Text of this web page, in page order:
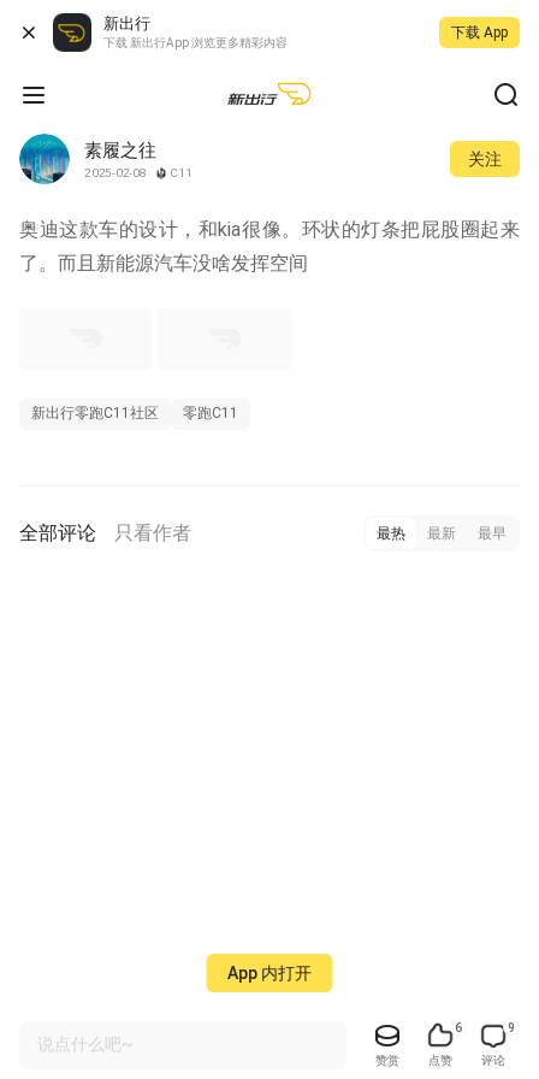
新出行
下载 新出行App 浏览更多精彩内容
下载 App
素履之往
2025-02-08 C11
关注
奥迪这款车的设计，和kia很像。环状的灯条把屁股圈起来
了。而且新能源汽车没啥发挥空间
新出行零跑C11社区 零跑C11
全部评论 只看作者 最热 最新 最早
说点什么吧~
赞赏
6
点赞
9
评论
App 内打开